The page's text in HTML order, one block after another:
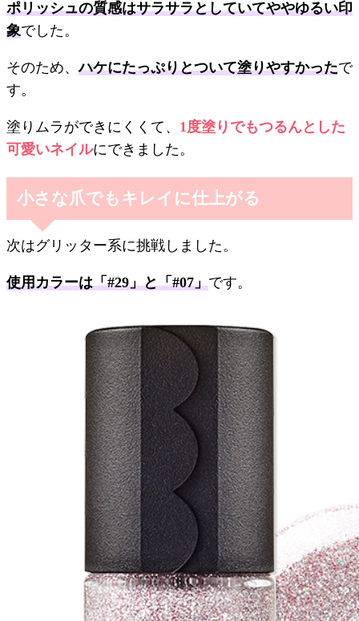
ポリッシュの質感はサラサラとしていてややゆるい印
象でした。
そのため、ハケにたっぷりとついて塗りやすかったで
す。
塗りムラができにくくて、 1度塗りでもつるんとした
可愛いネイルにできました。
小さな爪でもキレイに仕上がる
次はグリッター系に挑戦しました。
使用カラーは「#29」と「#07」です。